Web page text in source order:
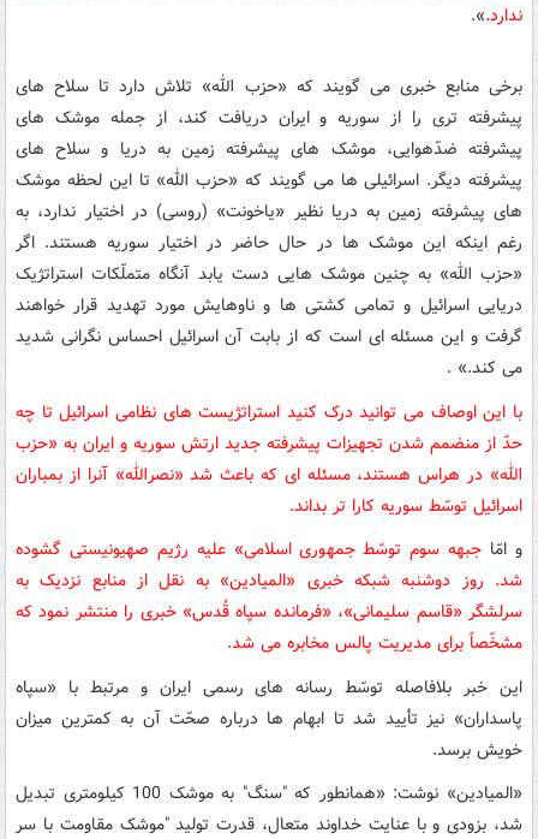
ندارد.».
برخی منابع خبری می گویند که «حزب الله» تلاش دارد تا سلاح های
پیشرفته تری را از سوریه و ایران دریافت کند، از جمله موشک های
پیشرفته ضدّهوایی، موشک های پیشرفته زمین به دریا و سلاح های
پیشرفته دیگر. اسرائیلی ها می گویند که «حزب الله» تا این لحظه موشک
های پیشرفته زمین به دریا نظیر «یاخونت» (روسی) در اختیار ندارد، به
رغم اینکه این موشک ها در حال حاضر در اختیار سوریه هستند. اگر
«حزب الله» به چنین موشک هایی دست یابد آنگاه متملّکات استراتژیک
دریایی اسرائیل و تمامی کشتی ها و ناوهایش مورد تهدید قرار خواهند
گرفت و این مسئله ای است که از بابت آن اسرائیل احساس نگرانی شدید
می کند.» .
با این اوصاف می توانید درک کنید استراتژیست های نظامی اسرائیل تا چه
حدّ از منضمم شدن تجهیزات پیشرفته جدید ارتش سوریه و ایران به «حزب
الله» در هراس هستند، مسئله ای که باعث شد «نصرالله» آنرا از بمباران
اسرائیل توسّط سوریه کارا تر بداند.
و امّا جبهه سوم توسّط جمهوری اسلامی» علیه رژیم صهیونیستی گشوده
شد. روز دوشنبه شبکه خبری «المیادین» به نقل از منابع نزدیک به
سرلشگر «قاسم سلیمانی»، «فرمانده سپاه قُدس» خبری را منتشر نمود که
مشخّصاً برای مدیریت پالس مخابره می شد.
این خبر بلافاصله توسّط رسانه های رسمی ایران و مرتبط با «سپاه
پاسداران» نیز تأیید شد تا ابهام ها درباره صحّت آن به کمترین میزان
خویش برسد.
«المیادین» نوشت: «همانطور که"سنگ"
به موشک 100 کیلومتری تبدیل
شد، بزودی و با عنایت خداوند متعال، قدرت تولید"موشک مقاومت با سر